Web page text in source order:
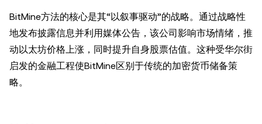
BitMine方法的核心是其“以叙事驱动”的战略。通过战略性
地发布披露信息并利用媒体公告，该公司影响市场情绪，推
动以太坊价格上涨，同时提升自身股票估值。这种受华尔街
启发的金融工程使BitMine区别于传统的加密货币储备策
略。